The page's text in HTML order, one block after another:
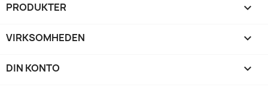
PRODUKTER 
VIRKSOMHEDEN 
DIN KONTO 